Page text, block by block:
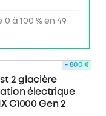
Heures
heures pleines.
portable Anker
CA, guide de
à 100 % en 49
2 glacière
électrique
C1000 Gen 2
- 800 €